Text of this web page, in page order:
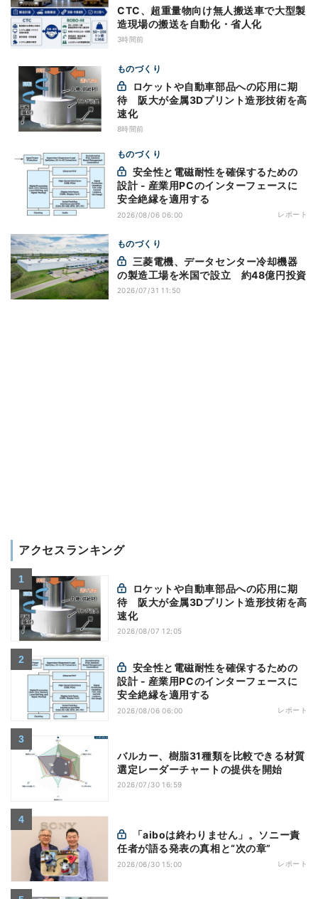
CTC、超重量物向け無人搬送車で大型製
造現場の搬送を自動化・省人化
3時間前
ものづくり
待 阪大が金属3Dプリント造形技術を高
速化
8時間前
ものづくり
設計 - 産業用PCのインターフェースに
安全絶縁を適用する
2026/08/06 06:00 レポート
ものづくり
の製造工場を米国で設立 約48億円投資
2026/07/31 11:50
アクセスランキング
待 阪大が金属3Dプリント造形技術を高
速化
2026/08/07 12:05
設計 - 産業用PCのインターフェースに
安全絶縁を適用する
2026/08/06 06:00 レポート
バルカー、樹脂31種類を比較できる材質
選定レーダーチャートの提供を開始
2026/07/30 16:59
任者が語る発表の真相と“次の章”
2026/06/30 15:00 レポート